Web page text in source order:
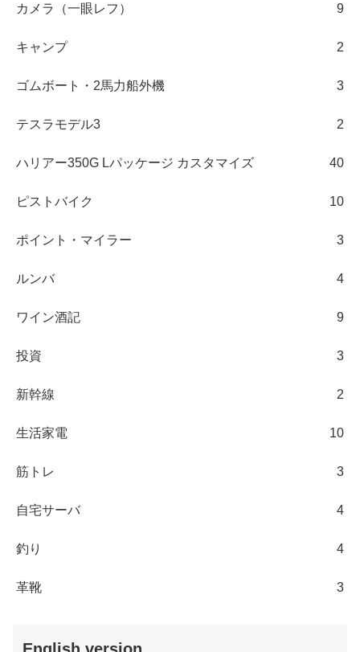
カメラ（一眼レフ） 9
キャンプ 2
ゴムボート・2馬力船外機 3
テスラモデル3 2
ハリアー350G Lパッケージ カスタマイズ 40
ピストバイク 10
ポイント・マイラー 3
ルンバ 4
ワイン酒記 9
投資 3
新幹線 2
生活家電 10
筋トレ 3
自宅サーバ 4
釣り 4
革靴 3